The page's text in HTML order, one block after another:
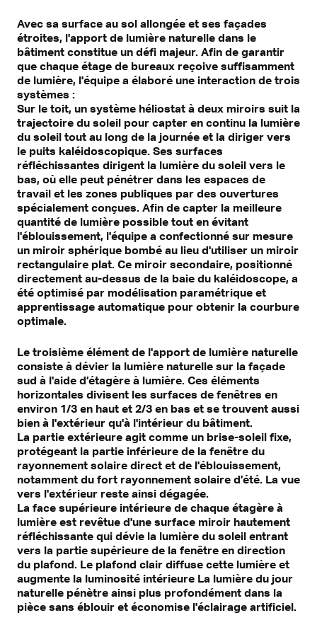
Avec sa surface au sol allongée et ses façades
étroites, l'apport de lumière naturelle dans le
bâtiment constitue un défi majeur. Afin de garantir
que chaque étage de bureaux reçoive suffisamment
de lumière, l'équipe a élaboré une interaction de trois
systèmes :
Sur le toit, un système héliostat à deux miroirs suit la
trajectoire du soleil pour capter en continu la lumière
du soleil tout au long de la journée et la diriger vers
le puits kaléidoscopique. Ses surfaces
réfléchissantes dirigent la lumière du soleil vers le
bas, où elle peut pénétrer dans les espaces de
travail et les zones publiques par des ouvertures
spécialement conçues. Afin de capter la meilleure
quantité de lumière possible tout en évitant
l'éblouissement, l'équipe a confectionné sur mesure
un miroir sphérique bombé au lieu d'utiliser un miroir
rectangulaire plat. Ce miroir secondaire, positionné
directement au-dessus de la baie du kaléidoscope, a
été optimisé par modélisation paramétrique et
apprentissage automatique pour obtenir la courbure
optimale.
Le troisième élément de l'apport de lumière naturelle
consiste à dévier la lumière naturelle sur la façade
sud à l'aide d’étagère à lumière. Ces éléments
horizontales divisent les surfaces de fenêtres en
environ 1/3 en haut et 2/3 en bas et se trouvent aussi
bien à l'extérieur qu'à l'intérieur du bâtiment.
La partie extérieure agit comme un brise-soleil fixe,
protégeant la partie inférieure de la fenêtre du
rayonnement solaire direct et de l'éblouissement,
notamment du fort rayonnement solaire d’été. La vue
vers l'extérieur reste ainsi dégagée.
La face supérieure intérieure de chaque étagère à
lumière est revêtue d'une surface miroir hautement
réfléchissante qui dévie la lumière du soleil entrant
vers la partie supérieure de la fenêtre en direction
du plafond. Le plafond clair diffuse cette lumière et
augmente la luminosité intérieure La lumière du jour
naturelle pénètre ainsi plus profondément dans la
pièce sans éblouir et économise l'éclairage artificiel.